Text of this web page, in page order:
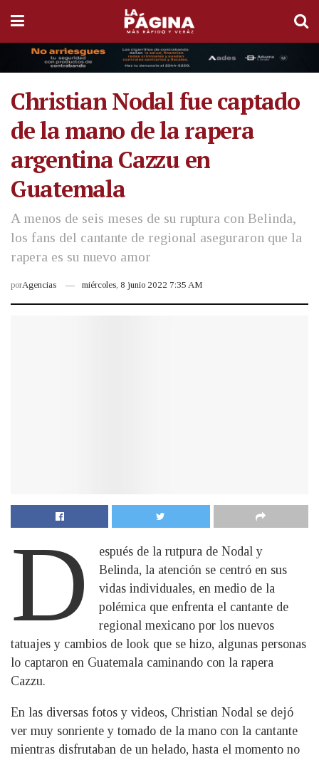
Christian Nodal fue captado
de la mano de la rapera
argentina Cazzu en
Guatemala
A menos de seis meses de su ruptura con Belinda,
los fans del cantante de regional aseguraron que la
rapera es su nuevo amor
porAgencias miércoles, 8 junio 2022 7:35 AM
D
espués de la rutpura de Nodal y
Belinda, la atención se centró en sus
vidas individuales, en medio de la
polémica que enfrenta el cantante de
regional mexicano por los nuevos
tatuajes y cambios de look que se hizo, algunas personas
lo captaron en Guatemala caminando con la rapera
Cazzu.
En las diversas fotos y videos, Christian Nodal se dejó
ver muy sonriente y tomado de la mano con la cantante
mientras disfrutaban de un helado, hasta el momento no